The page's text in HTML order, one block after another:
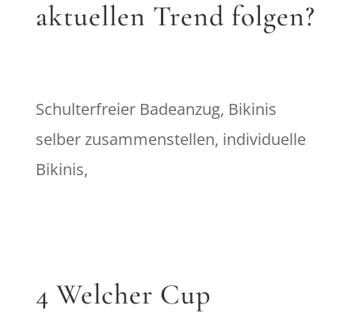
aktuellen Trend folgen?
Schulterfreier Badeanzug, Bikinis
selber zusammenstellen, individuelle
Bikinis,
4 Welcher Cup